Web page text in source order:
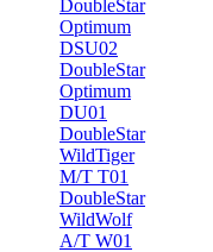
DoubleStar
Optimum
DSU02
DoubleStar
Optimum
DU01
DoubleStar
WildTiger
M/T T01
DoubleStar
WildWolf
A/T W01